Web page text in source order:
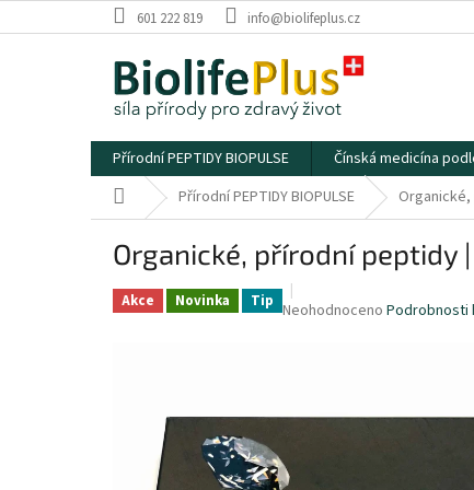
na
601 222 819 info@biolifeplus.cz
Přírodní PEPTIDY BIOPULSE Čínská medicína
Domů Přírodní PEPTIDY BIOPULSE Organické,
Organické, přírodní peptidy |
Akce Novinka Tip Průměrné
z
Neohodnoceno Podrobnosti